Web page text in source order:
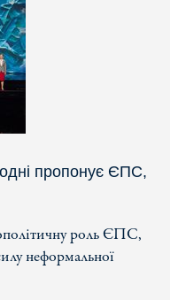
пропонує ЄПС,
роль ЄПС,
неформальної